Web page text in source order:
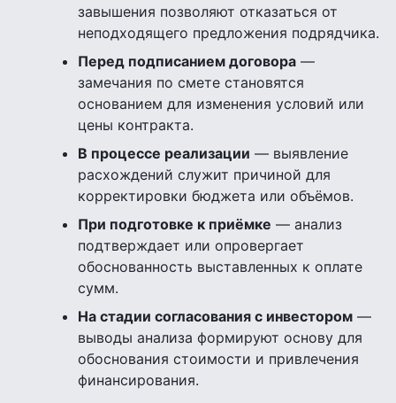
завышения позволяют отказаться от
неподходящего предложения подрядчика.
Перед подписанием договора —
замечания по смете становятся
основанием для изменения условий или
цены контракта.
В процессе реализации — выявление
расхождений служит причиной для
корректировки бюджета или объёмов.
При подготовке к приёмке — анализ
подтверждает или опровергает
обоснованность выставленных к оплате
сумм.
На стадии согласования с инвестором —
выводы анализа формируют основу для
обоснования стоимости и привлечения
финансирования.